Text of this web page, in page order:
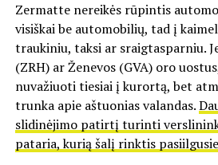
Zermatte nereikės rūpintis
visiškai be automobilių, tad į
traukiniu, taksi ar sraigtasparniu.
(ZRH) ar Ženevos (GVA) oro
nuvažiuoti tiesiai į kurortą, bet
trunka apie aštuonias valandas.
slidinėjimo patirtį turinti
pataria, kurią šalį rinktis